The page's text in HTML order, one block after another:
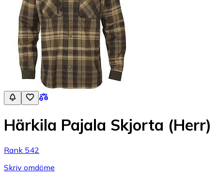
Härkila Pajala Skjorta (Herr)
Rank 542
Skriv omdöme